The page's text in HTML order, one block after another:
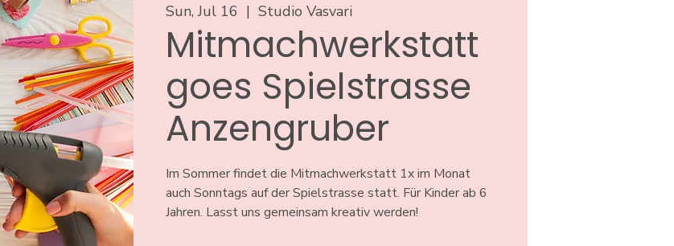
Sun, Jul 16
  |
Studio Vasvari
Mitmachwerkstatt
goes Spielstrasse
Anzengruber
Im Sommer findet die Mitmachwerkstatt 1x im Monat
auch Sonntags auf der Spielstrasse statt. Für Kinder ab 6
Jahren. Lasst uns gemeinsam kreativ werden!